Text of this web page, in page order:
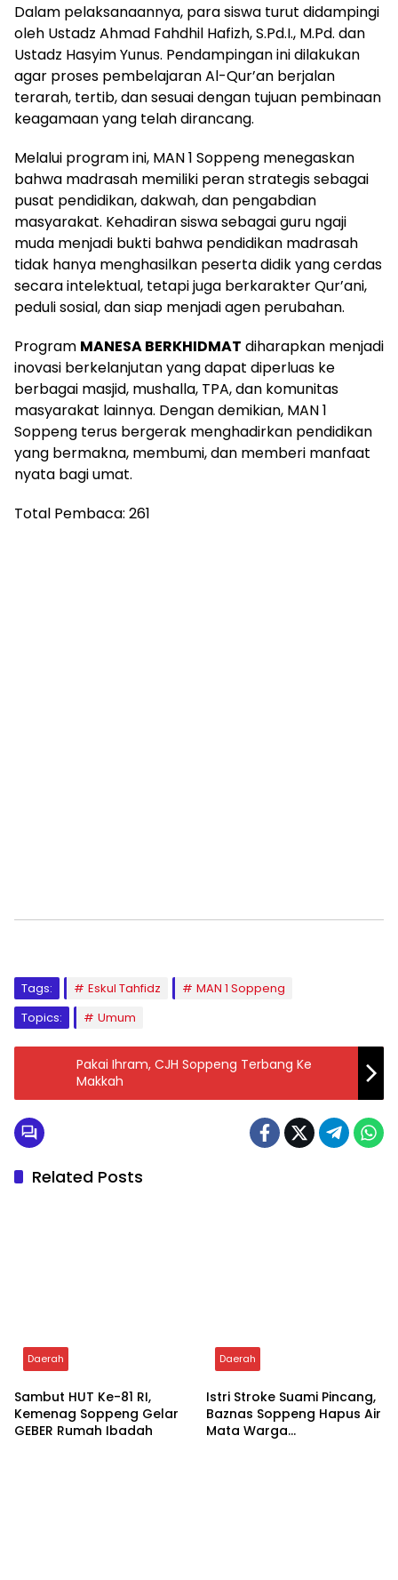
Dalam pelaksanaannya, para siswa turut didampingi
oleh Ustadz Ahmad Fahdhil Hafizh, S.Pd.I., M.Pd. dan
Ustadz Hasyim Yunus. Pendampingan ini dilakukan
agar proses pembelajaran Al-Qur’an berjalan
terarah, tertib, dan sesuai dengan tujuan pembinaan
keagamaan yang telah dirancang.
Melalui program ini, MAN 1 Soppeng menegaskan
bahwa madrasah memiliki peran strategis sebagai
pusat pendidikan, dakwah, dan pengabdian
masyarakat. Kehadiran siswa sebagai guru ngaji
muda menjadi bukti bahwa pendidikan madrasah
tidak hanya menghasilkan peserta didik yang cerdas
secara intelektual, tetapi juga berkarakter Qur’ani,
peduli sosial, dan siap menjadi agen perubahan.
Program MANESA BERKHIDMAT diharapkan menjadi
inovasi berkelanjutan yang dapat diperluas ke
berbagai masjid, mushalla, TPA, dan komunitas
masyarakat lainnya. Dengan demikian, MAN 1
Soppeng terus bergerak menghadirkan pendidikan
yang bermakna, membumi, dan memberi manfaat
nyata bagi umat.
Total Pembaca: 261
Tags: Eskul Tahfidz
MAN 1 Soppeng
Topics:
Umum
Pakai Ihram, CJH Soppeng Terbang Ke
Makkah
Related Posts
Daerah
Sambut HUT Ke-81 RI,
Kemenag Soppeng Gelar
GEBER Rumah Ibadah
Daerah
Istri Stroke Suami Pincang,
Baznas Soppeng Hapus Air
Mata Warga